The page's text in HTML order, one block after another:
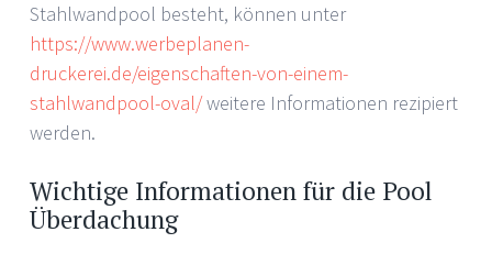
Stahlwandpool besteht, können unter
https://www.werbeplanen-
druckerei.de/eigenschaften-von-einem-
stahlwandpool-oval/weitere Informationen rezipiert
werden.
Wichtige Informationen für die Pool
Überdachung